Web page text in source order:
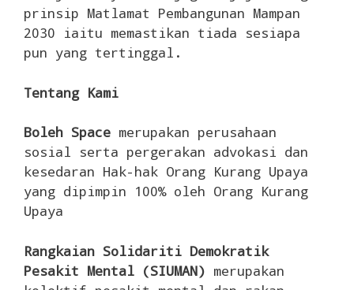
prinsip Matlamat Pembangunan Mampan
2030 iaitu memastikan tiada sesiapa
pun yang tertinggal.
Tentang Kami
Boleh Space merupakan perusahaan
sosial serta pergerakan advokasi dan
kesedaran Hak-hak Orang Kurang Upaya
yang dipimpin 100% oleh Orang Kurang
Upaya
Rangkaian Solidariti Demokratik
Pesakit Mental (SIUMAN) merupakan